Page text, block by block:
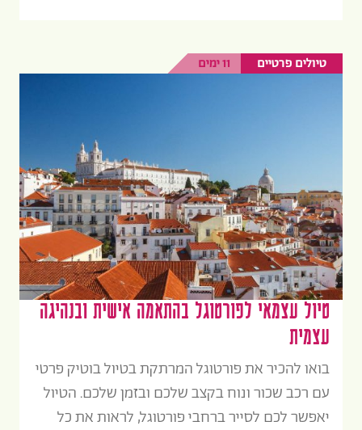
טיולים פרטיים 11 ימים
טיול עצמאי לפורטוגל בהתאמה אישית ובנהיגה
עצמית
בואו להכיר את פורטוגל המרתקת בטיול בוטיק פרטי
עם רכב שכור ונוח בקצב שלכם ובזמן שלכם. הטיול
יאפשר לכם לסייר ברחבי פורטוגל, לראות את כל